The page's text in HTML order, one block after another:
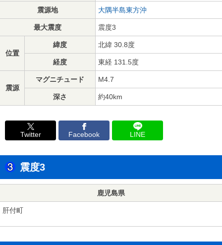
震源地 大隅半島東方沖
最大震度 震度3
位置
緯度 北緯 30.8度
経度 東経 131.5度
震源
マグニチュード M4.7
深さ 約40km
Twitter Facebook LINE
震度3
鹿児島県
肝付町